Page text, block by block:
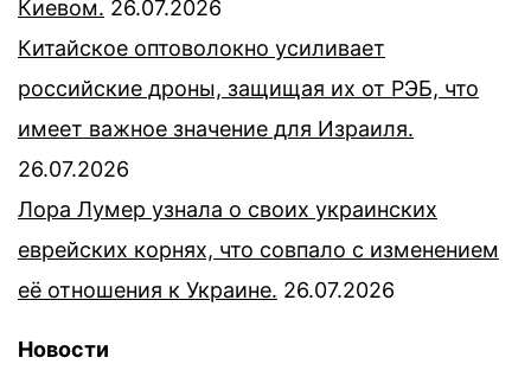
Киевом. 26.07.2026
Китайское оптоволокно усиливает
российские дроны, защищая их от РЭБ, что
имеет важное значение для Израиля.
26.07.2026
Лора Лумер узнала о своих украинских
еврейских корнях, что совпало с изменением
её отношения к Украине. 26.07.2026
Новости